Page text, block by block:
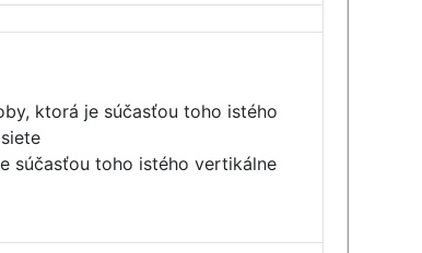
ktorá je súčasťou toho istého
súčasťou toho istého vertikálne